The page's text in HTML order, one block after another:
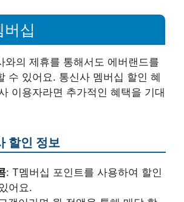
버십
와의 제휴를 통해서도 에버랜드를
수 있어요. 통신사 멤버십 할인 혜
이용자라면 추가적인 혜택을 기대
할인 정보
: T멤버십 포인트를 사용하여 할인
어요.